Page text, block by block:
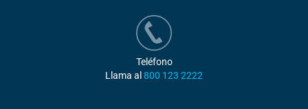
Teléfono
Llama al 800 123 2222